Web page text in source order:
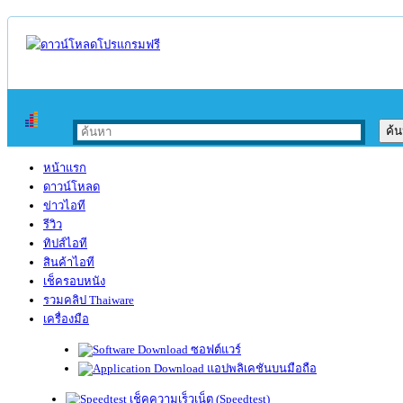
หน้าแรก
ดาวน์โหลด
ข่าวไอที
รีวิว
ทิปส์ไอที
สินค้าไอที
เช็ครอบหนัง
รวมคลิป Thaiware
เครื่องมือ
ซอฟต์แวร์
แอปพลิเคชันบนมือถือ
เช็คความเร็วเน็ต (Speedtest)